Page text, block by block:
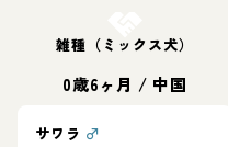
雑種（ミックス犬）
0歳6ヶ月 / 中国
サワラ ♂